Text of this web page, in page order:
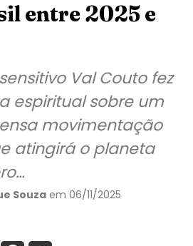
entre 2025 e
Val Couto fez
espiritual sobre um
movimentação
atingirá o planeta
Souza em 06/11/2025